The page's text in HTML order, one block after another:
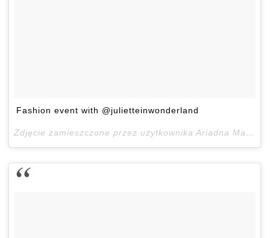
Fashion event with @julietteinwonderland
Zdjęcie zamieszczone przez użytkownika Ariadna Majewska (@ari_maj)